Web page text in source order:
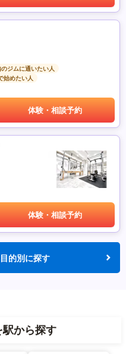
ジムに通いたい人
始めたい人
体験・相談予約
体験・相談予約
的別に探す
から探す